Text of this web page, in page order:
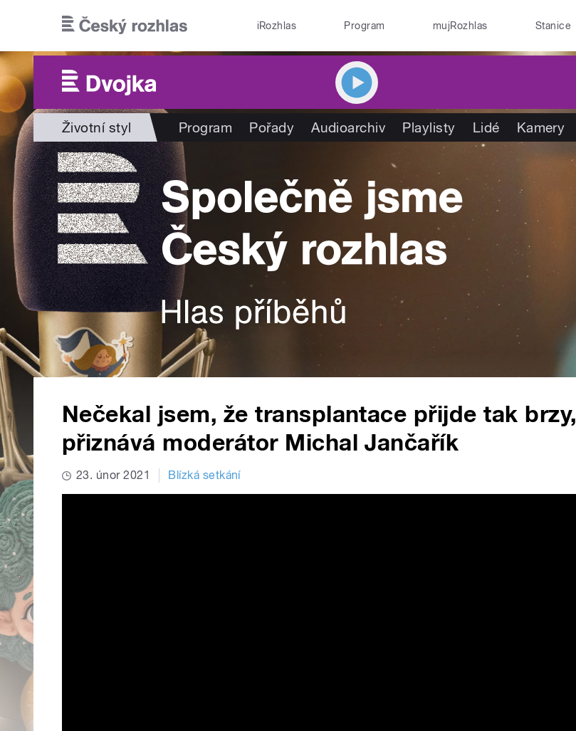
iRozhlas Program mujRozhlas Stanice
Životní styl Program Pořady Audioarchiv Playlisty Lidé Kamery
Nečekal jsem, že transplantace přijde tak brzy,
přiznává moderátor Michal Jančařík
23. únor 2021 Blízká setkání